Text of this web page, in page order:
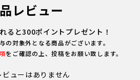
レビュー
ると300ポイントプレゼント！
対象外となる商品がございます。
をご確認の上、投稿をお願い致します。
ビューはありません